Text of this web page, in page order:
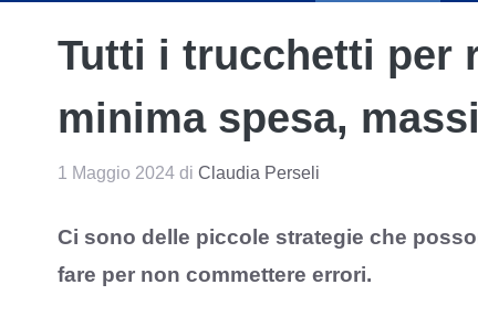
Tutti i trucchetti per
minima spesa,
1 Maggio 2024 di Claudia Perseli
Ci sono delle piccole strategie che
fare per non commettere errori.